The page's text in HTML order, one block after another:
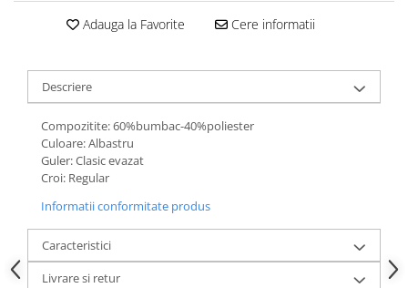
Adauga la Favorite Cere informatii
Descriere
Compozitite: 60%bumbac-40%poliester
Culoare: Albastru
Guler: Clasic evazat
Croi: Regular
Informatii conformitate produs
Caracteristici
Livrare si retur